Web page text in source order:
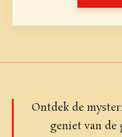
Ontdek de
geniet van de